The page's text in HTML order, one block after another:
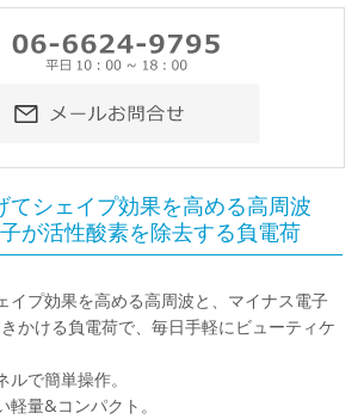
てシェイプ効果を高める高周波
が活性酸素を除去する負電荷
イプ効果を高める高周波と、マイナス電子
かける負電荷で、毎日手軽にビューティケ
で簡単操作。
量&コンパクト。